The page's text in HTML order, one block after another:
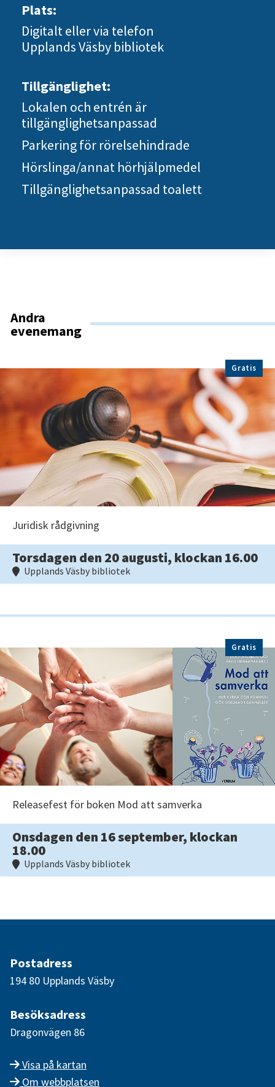
Plats:
Digitalt eller via telefon
Upplands Väsby bibliotek
Tillgänglighet:
Lokalen och entrén är
tillgänglighetsanpassad
Parkering för rörelsehindrade
Hörslinga/annat hörhjälpmedel
Tillgänglighetsanpassad toalett
Andra
evenemang
Gratis
Juridisk rådgivning
Torsdagen den 20 augusti, klockan 16.00
Upplands Väsby bibliotek
Gratis
Releasefest för boken Mod att samverka
Onsdagen den 16 september, klockan
18.00
Upplands Väsby bibliotek
Postadress
194 80 Upplands Väsby
Besöksadress
Dragonvägen 86
Visa på kartan
Om webbplatsen